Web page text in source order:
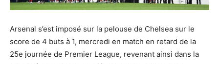
Arsenal s’est imposé sur la pelouse de Chelsea sur le
score de 4 buts à 1, mercredi en match en retard de la
25e journée de Premier League, revenant ainsi dans la